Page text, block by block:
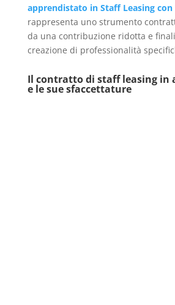
apprendistato in Staff Leasing con
rappresenta uno strumento
da una contribuzione ridotta e
creazione di professionalità
Il contratto di staff leasing in
e le sue sfaccettature